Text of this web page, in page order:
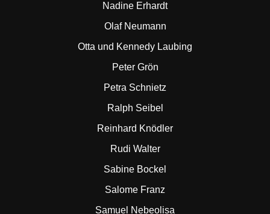
Nadine Erhardt
Olaf Neumann
Otta und Kennedy Laubing
Peter Grön
Petra Schnietz
Ralph Seibel
Reinhard Knödler
Rudi Walter
Sabine Bockel
Salome Franz
Samuel Nebeolisa